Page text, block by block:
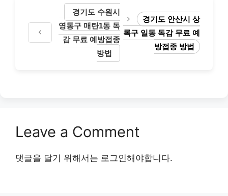
경기도 수원시
영통구 매탄1동 독
감 무료 예방접종
방법
경기도 안산시 상
록구 일동 독감 무료 예
방접종 방법
Leave a Comment
댓글을 달기 위해서는 로그인해야합니다.